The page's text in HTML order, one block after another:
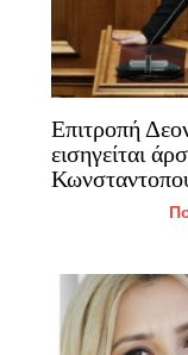
Επιτροπή
εισηγείται